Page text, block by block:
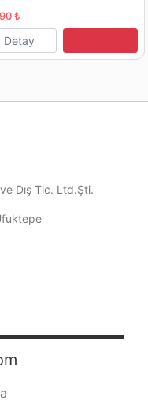
₺
Detay
Dış Tic. Ltd.Şti.